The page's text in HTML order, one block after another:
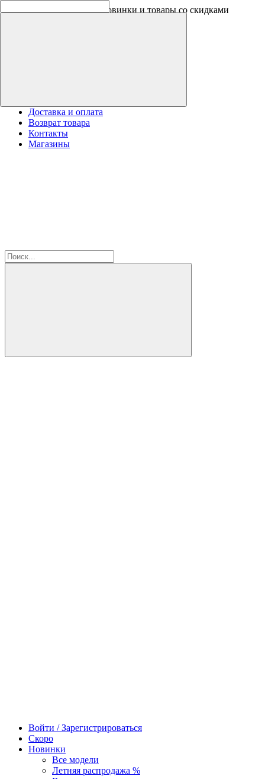
Скидки на новинки до -30%
Доставка и оплата
Возврат товара
Контакты
Магазины
Войти / Зарегистрироваться
Скоро
Новинки
Все модели
Летняя распродажа %